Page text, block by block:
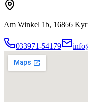
Am Winkel 1b, 16866
033971-54179